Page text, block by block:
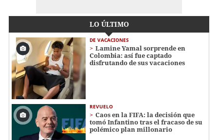
LO ÚLTIMO
DE VACACIONES
Lamine Yamal sorprende en
Colombia: así fue captado
disfrutando de sus vacaciones
REVUELO
Caos en la FIFA: la decisión que
tomó Infantino tras el fracaso de su
polémico plan millonario